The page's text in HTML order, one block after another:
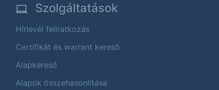
Szolgáltatások
Hírlevél feliratkozás
Certifikát és warrant kereső
Alapkereső
Alapok összehasonlítása